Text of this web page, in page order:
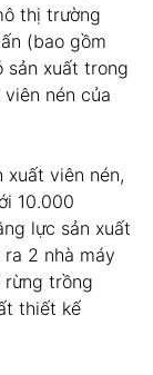
thị trường
(bao gồm
sản xuất trong
nén của
xuất viên nén,
10.000
lực sản xuất
2 nhà máy
rừng trồng
thiết kế